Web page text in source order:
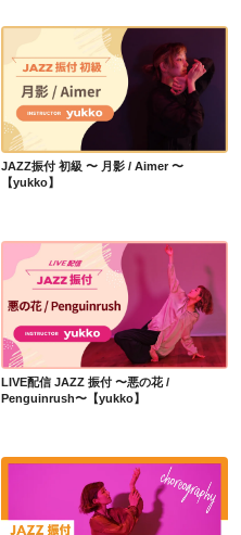
JAZZ振付 初級 〜 月影 / Aimer 〜【yukko】
JAZZ振付 初級 〜 月影 / Aimer 〜
【yukko】
LIVE配信 JAZZ 振付 〜悪の花 / Penguinrush〜【yukko】
LIVE配信 JAZZ 振付 〜悪の花 /
Penguinrush〜【yukko】